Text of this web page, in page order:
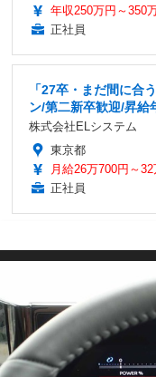
年収250万円～350
正社員
「27卒・まだ間に合
ン/第二新卒歓迎/昇給
株式会社ELシステム
東京都
月給26万700円～32
正社員